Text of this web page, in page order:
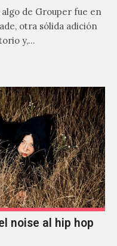
de Grouper fue en
otra sólida adición
y,…
noise al hip hop